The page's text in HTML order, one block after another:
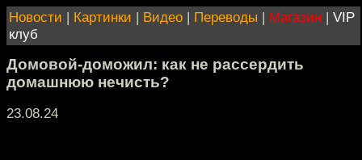
Новости | Картинки | Видео | Переводы | Магазин | VIP
клуб
Домовой-доможил: как не рассердить
домашнюю нечисть?
23.08.24